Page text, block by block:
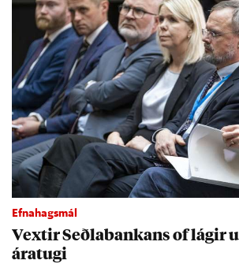
Efnahagsmál
Vext­ir Seðla­bank­ans of lág­ir
ára­tugi